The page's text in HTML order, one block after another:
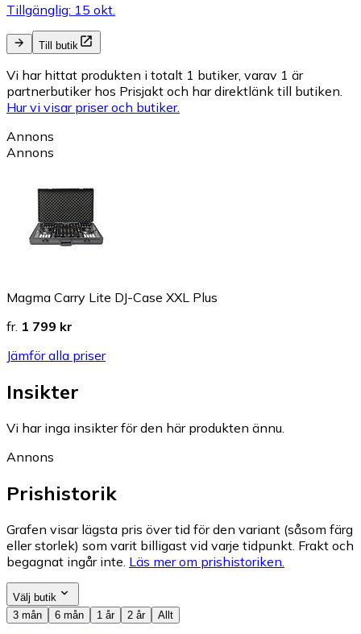
Tillgänglig: 15 okt.
Till butik
Vi har hittat produkten i totalt 1 butiker, varav 1 är
partnerbutiker hos Prisjakt och har direktlänk till butiken.
Hur vi visar priser och butiker.
Annons
Annons
Magma Carry Lite DJ-Case XXL Plus
fr. 1 799 kr
Jämför alla priser
Insikter
Vi har inga insikter för den här produkten ännu.
Annons
Prishistorik
Grafen visar lägsta pris över tid för den variant (såsom färg
eller storlek) som varit billigast vid varje tidpunkt. Frakt och
begagnat ingår inte. Läs mer om prishistoriken.
Välj butik
3 mån
6 mån 1 år 2 år Allt